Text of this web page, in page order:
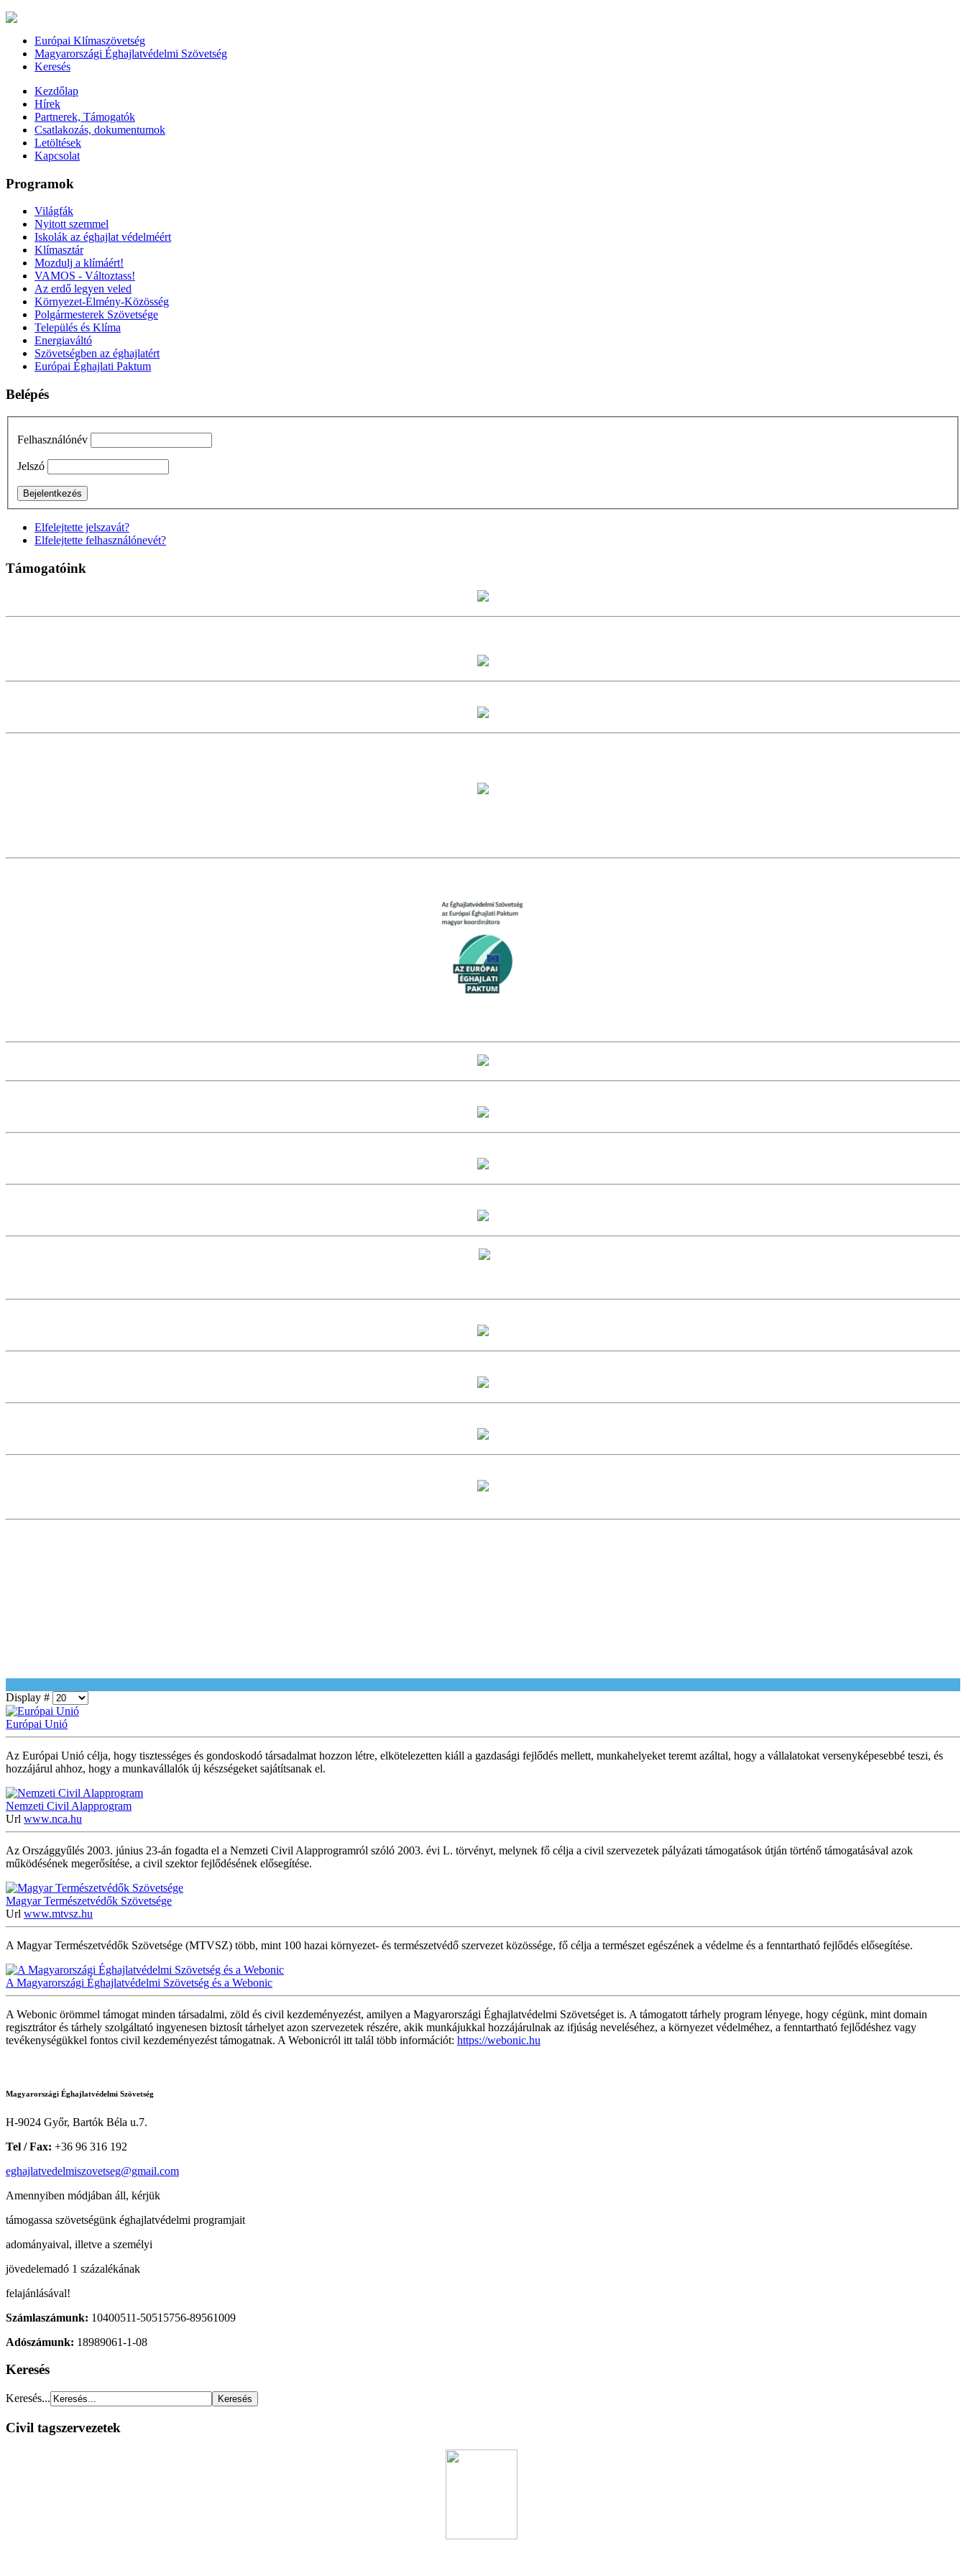
Európai Klímaszövetség
Magyarországi Éghajlatvédelmi Szövetség
Keresés
Kezdőlap
Hírek
Partnerek, Támogatók
Csatlakozás, dokumentumok
Letöltések
Kapcsolat
Programok
Világfák
Nyitott szemmel
Iskolák az éghajlat védelméért
Klímasztár
Mozdulj a klímáért!
VAMOS - Változtass!
Az erdő legyen veled
Környezet-Élmény-Közösség
Polgármesterek Szövetsége
Település és Klíma
Energiaváltó
Szövetségben az éghajlatért
Európai Éghajlati Paktum
Belépés
Felhasználónév
Jelszó
Elfelejtette jelszavát?
Elfelejtette felhasználónevét?
Támogatóink
Display #
Európai Unió
Az Európai Unió célja, hogy tisztességes és gondoskodó társadalmat hozzon létre, elkötelezetten kiáll a gazdasági fejlődés mellett, munkahelyeket teremt azáltal, hogy a vállalatokat versenyképesebbé teszi, és
hozzájárul ahhoz, hogy a munkavállalók új készségeket sajátítsanak el.
Nemzeti Civil Alapprogram
Url www.nca.hu
Az Országgyűlés 2003. június 23-án fogadta el a Nemzeti Civil Alapprogramról szóló 2003. évi L. törvényt, melynek fő célja a civil szervezetek pályázati támogatások útján történő támogatásával azok
működésének megerősítése, a civil szektor fejlődésének elősegítése.
Magyar Természetvédők Szövetsége
Url www.mtvsz.hu
A Magyar Természetvédők Szövetsége (MTVSZ) több, mint 100 hazai környezet- és természetvédő szervezet közössége, fő célja a természet egészének a védelme és a fenntartható fejlődés elősegítése.
A Magyarországi Éghajlatvédelmi Szövetség és a Webonic
A Webonic örömmel támogat minden társadalmi, zöld és civil kezdeményezést, amilyen a Magyarországi Éghajlatvédelmi Szövetséget is. A támogatott tárhely program lényege, hogy cégünk, mint domain
regisztrátor és tárhely szolgáltató ingyenesen biztosít tárhelyet azon szervezetek részére, akik munkájukkal hozzájárulnak az ifjúság neveléséhez, a környezet védelméhez, a fenntartható fejlődéshez vagy
tevékenységükkel fontos civil kezdeményezést támogatnak. A Webonicról itt talál több információt: https://webonic.hu
Magyarországi Éghajlatvédelmi Szövetség
H-9024 Győr, Bartók Béla u.7.
Tel / Fax: +36 96 316 192
eghajlatvedelmiszovetseg@gmail.com
Amennyiben módjában áll, kérjük
támogassa szövetségünk éghajlatvédelmi programjait
adományaival, illetve a személyi
jövedelemadó 1 százalékának
felajánlásával!
Számlaszámunk: 10400511-50515756-89561009
Adószámunk: 18989061-1-08
Keresés
Keresés...
Civil tagszervezetek